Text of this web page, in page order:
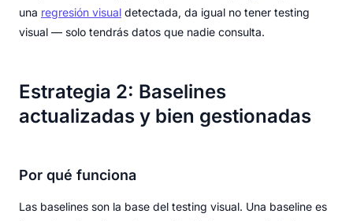
una regresión visual detectada, da igual no tener testing
visual — solo tendrás datos que nadie consulta.
Estrategia 2: Baselines
actualizadas y bien gestionadas
Por qué funciona
Las baselines son la base del testing visual. Una baseline es